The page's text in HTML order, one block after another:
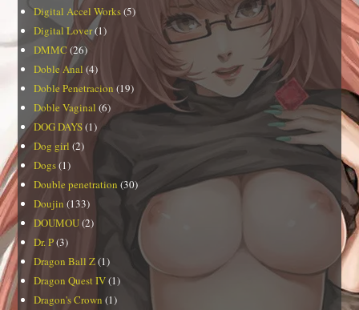
Digital Accel Works(5)
Digital Lover(1)
DMMC (26)
Doble Anal (4)
Doble Penetracion (19)
Doble Vaginal (6)
DOG DAYS(1)
Dog girl (2)
Dogs(1)
Double penetration (30)
Doujin (133)
DOUMOU(2)
Dr. P(3)
Dragon Ball Z(1)
Dragon Quest IV(1)
Dragon's Crown (1)